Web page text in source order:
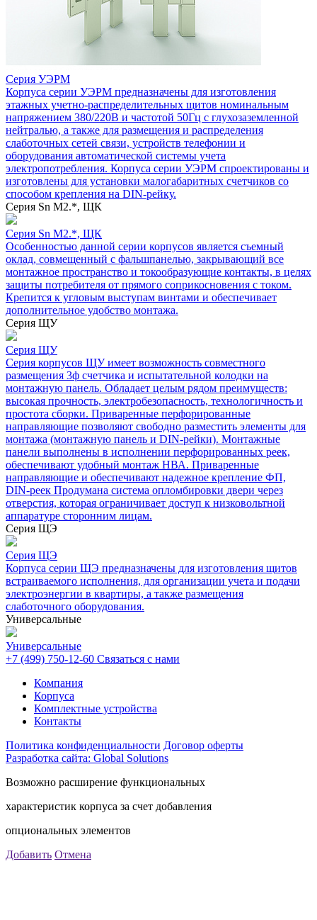
Серия УЭРМ
Корпуса серии УЭРМ предназначены для изготовления
этажных учетно-распределительных щитов номинальным
напряжением 380/220В и частотой 50Гц с глухозаземленной
нейтралью, а также для размещения и распределения
слаботочных сетей связи, устройств телефонии и
оборудования автоматической системы учета
электропотребления. Корпуса серии УЭРМ спроектированы и
изготовлены для установки малогабаритных счетчиков со
способом крепления на DIN-рейку.
Серия Sn М2.*, ЩК
Серия Sn М2.*, ЩК
Особенностью данной серии корпусов является съемный
оклад, совмещенный с фальшпанелью, закрывающий все
монтажное пространство и токообразующие контакты, в целях
защиты потребителя от прямого соприкосновения с током.
Крепится к угловым выступам винтами и обеспечивает
дополнительное удобство монтажа.
Серия ЩУ
Серия ЩУ
Серия корпусов ЩУ имеет возможность совместного
размещения 3ф счетчика и испытательной колодки на
монтажную панель. Обладает целым рядом преимуществ:
высокая прочность, электробезопасность, технологичность и
простота сборки. Приваренные перфорированные
направляющие позволяют свободно разместить элементы для
монтажа (монтажную панель и DIN-рейки). Монтажные
панели выполнены в исполнении перфорированных реек,
обеспечивают удобный монтаж НВА. Приваренные
направляющие и обеспечивают надежное крепление ФП,
DIN-реек Продумана система опломбировки двери через
отверстия, которая ограничивает доступ к низковольтной
аппаратуре сторонним лицам.
Серия ЩЭ
Серия ЩЭ
Корпуса серии ЩЭ предназначены для изготовления щитов
встраиваемого исполнения, для организации учета и подачи
электроэнергии в квартиры, а также размещения
слаботочного оборудования.
Универсальные
Универсальные
+7 (499) 750-12-60 Связаться с нами
Компания
Корпуса
Комплектные устройства
Контакты
Политика конфиденциальности Договор оферты
Разработка сайта: Global Solutions
Возможно расширение функциональных
характеристик корпуса за счет добавления
опциональных элементов
Добавить Отмена